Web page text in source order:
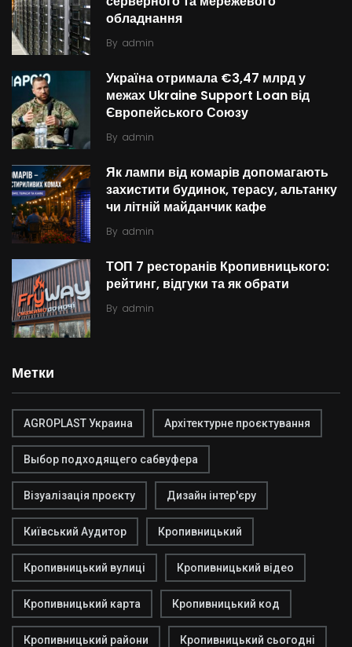
обладнання
By admin
Україна отримала €3,47 млрд у
межах Ukraine Support Loan від
Європейського Союзу
By admin
Як лампи від комарів допомагають
захистити будинок, терасу, альтанку
чи літній майданчик кафе
By admin
ТОП 7 ресторанів Кропивницького:
рейтинг, відгуки та як обрати
By admin
Метки
AGROPLAST Украина Архітектурне проєктування
Выбор подходящего сабвуфера
Візуалізація проєкту Дизайн інтер'єру
Київський Аудитор Кропивницький
Кропивницький вулиці Кропивницький відео
Кропивницький карта Кропивницький код
Кропивницький райони Кропивницький сьогодні